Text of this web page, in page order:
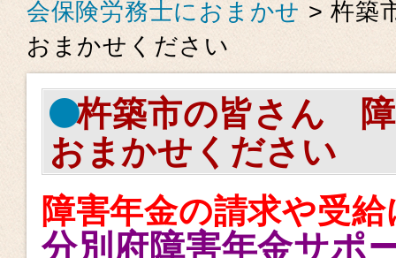
会保険労務士におまかせ >杵築
おまかせください
杵築市の皆さん 障
おまかせください
障害年金の請求や受
分別府障害年金サポ